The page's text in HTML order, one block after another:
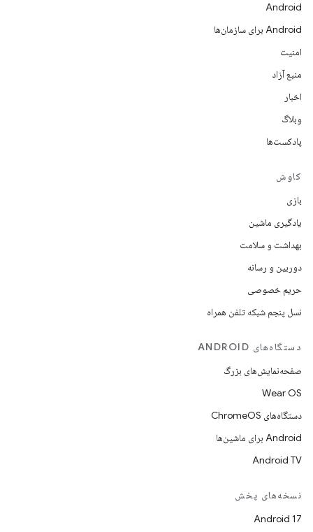
Android
Android برای سازمان‌ها
امنیت
منبع آزاد
اخبار
وبلاگ
پادکست‌ها
کاوش
بازی
یادگیری ماشین
بهداشت و سلامت
دوربین و رسانه
حریم خصوصی
نسل پنجم شبکه تلفن همراه
دستگاه‌های ANDROID
صفحه‌نمایش‌های بزرگ
Wear OS
دستگاه‌های ChromeOS
Android برای ماشین‌ها
Android TV
نسخه‌های پخش
Android 17